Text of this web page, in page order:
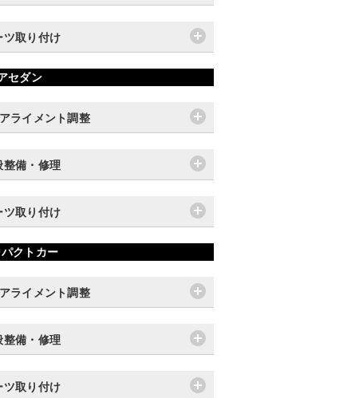
ツ取り付け
セダン
ライメント調整
整備・修理
ツ取り付け
パクトカー
ライメント調整
整備・修理
ツ取り付け